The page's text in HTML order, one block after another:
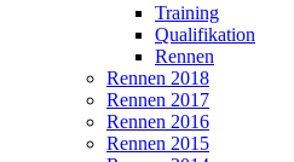
Training
Qualifikation
Rennen
Rennen 2018
Rennen 2017
Rennen 2016
Rennen 2015